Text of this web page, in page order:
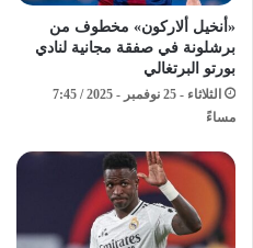
«أنخيل ألاركون» مخطوف من
برشلونة في صفقة مجانية لنادي
بورتو البرتغالي
الثلاثاء - 25 نوفمبر - 2025 / 7:45
مساءً